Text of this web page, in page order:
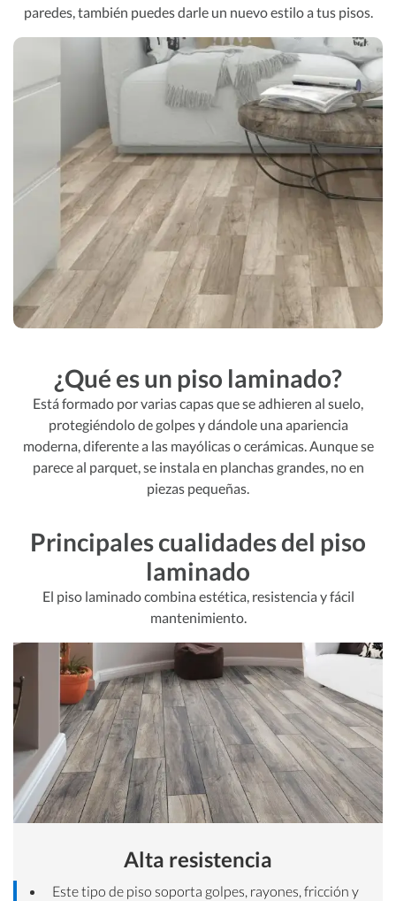
paredes, también puedes darle un nuevo estilo a tus pisos.
¿Qué es un piso laminado?
Está formado por varias capas que se adhieren al suelo,
protegiéndolo de golpes y dándole una apariencia
moderna, diferente a las mayólicas o cerámicas. Aunque se
parece al parquet, se instala en planchas grandes, no en
piezas pequeñas.
Principales cualidades del piso
laminado
El piso laminado combina estética, resistencia y fácil
mantenimiento.
Alta resistencia
Este tipo de piso soporta golpes, rayones, fricción y